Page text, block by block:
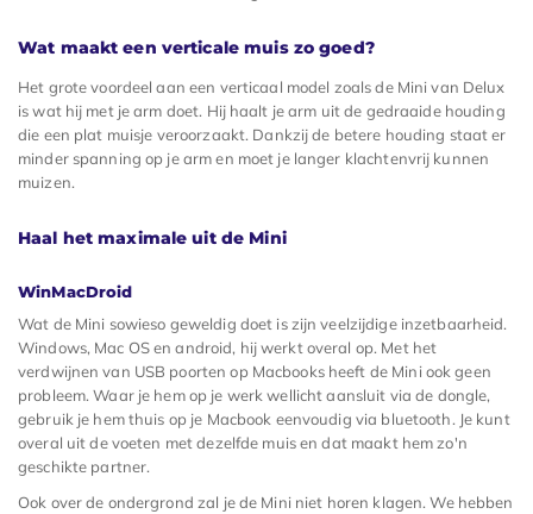
Wat maakt een verticale muis zo goed?
Het grote voordeel aan een verticaal model zoals de Mini van Delux
is wat hij met je arm doet. Hij haalt je arm uit de gedraaide houding
die een plat muisje veroorzaakt. Dankzij de betere houding staat er
minder spanning op je arm en moet je langer klachtenvrij kunnen
muizen.
Haal het maximale uit de Mini
WinMacDroid
Wat de Mini sowieso geweldig doet is zijn veelzijdige inzetbaarheid.
Windows, Mac OS en android, hij werkt overal op. Met het
verdwijnen van USB poorten op Macbooks heeft de Mini ook geen
probleem. Waar je hem op je werk wellicht aansluit via de dongle,
gebruik je hem thuis op je Macbook eenvoudig via bluetooth. Je kunt
overal uit de voeten met dezelfde muis en dat maakt hem zo'n
geschikte partner.
Ook over de ondergrond zal je de Mini niet horen klagen. We hebben